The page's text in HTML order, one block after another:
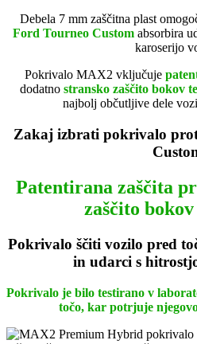
Debela 7 mm zaščitna plast
Ford Tourneo Custom absorbira
karoserijo
Pokrivalo MAX2 vključuje
dodatno stransko zaščito bokov
najbolj občutljive dele
Zakaj izbrati pokrivalo
Patentirana zaščita
zaščito
Pokrivalo ščiti vozilo pred
in udarci s
Pokrivalo je bilo testirano v
točo, kar potrjuje